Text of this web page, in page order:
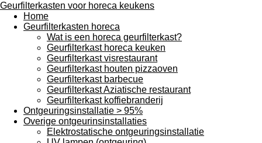
Geurfilterkasten voor horeca keukens
Home
Geurfilterkasten horeca
Wat is een horeca geurfilterkast?
Geurfilterkast horeca keuken
Geurfilterkast visrestaurant
Geurfilterkast houten pizzaoven
Geurfilterkast barbecue
Geurfilterkast Aziatische restaurant
Geurfilterkast koffiebranderij
Ontgeuringsinstallatie > 95%
Overige ontgeurinsinstallaties
Elektrostatische ontgeuringsinstallatie